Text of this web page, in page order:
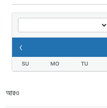
‹
SU MO TU
আরও